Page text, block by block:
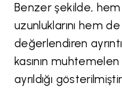
Benzer şekilde,
uzunluklarını hem
değerlendiren
kasının
ayrıldığı